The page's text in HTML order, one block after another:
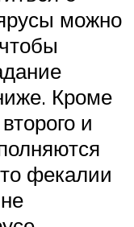
можно
Кроме
и
фекалии